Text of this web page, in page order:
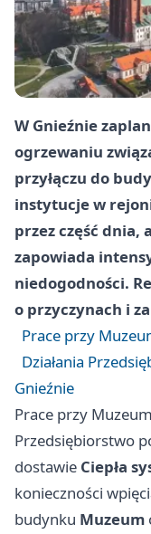
W Gnieźnie
ogrzewaniu
przyłączu do
instytucje w
przez część dnia,
zapowiada
niedogodności.
o przyczynach i
Prace przy
Działania
Gnieźnie
Prace przy
Przedsiębiorstwo
dostawie Ciepła
konieczności
budynku Muzeum